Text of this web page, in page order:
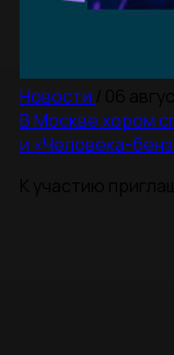
Новости
В Москве хором
и «Человека-